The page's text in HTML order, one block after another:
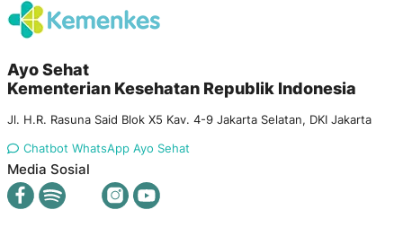
Ayo Sehat
Kementerian Kesehatan Republik Indonesia
Jl. H.R. Rasuna Said Blok X5 Kav. 4-9 Jakarta Selatan, DKI Jakarta
Chatbot WhatsApp Ayo Sehat
Media Sosial